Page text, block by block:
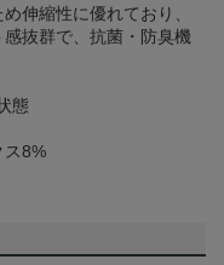
伸縮性に優れており、
抜群で、抗菌・防臭機
態
ス8%